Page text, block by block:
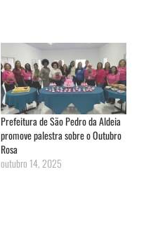
Prefeitura de São Pedro da Aldeia
promove palestra sobre o Outubro
Rosa
outubro 14, 2025